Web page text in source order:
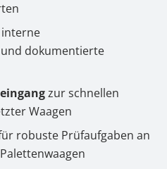
dokumentierte
zur schnellen
Waagen
robuste Prüfaufgaben an